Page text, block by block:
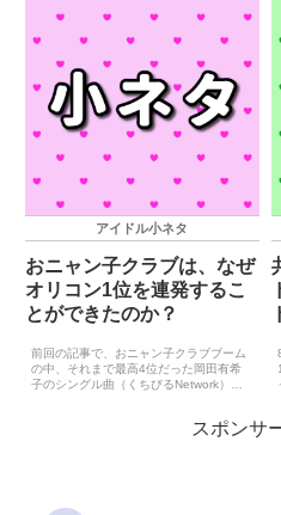
アイドル小ネタ
おニャン子クラブは、なぜ
オリコン1位を連発するこ
とができたのか？
前回の記事で、おニャン子クラブブーム
の中、それまで最高4位だった岡田有希
子のシングル曲（くちびるNetwork）が
た。しかし、よくよく考えればデビュー
スポンサ